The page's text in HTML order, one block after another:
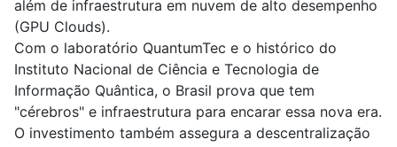
além de infraestrutura em nuvem de alto desempenho
(GPU Clouds).
Com o laboratório QuantumTec e o histórico do
Instituto Nacional de Ciência e Tecnologia de
Informação Quântica, o Brasil prova que tem
"cérebros" e infraestrutura para encarar essa nova era.
O investimento também assegura a descentralização